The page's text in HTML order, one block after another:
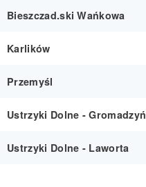
Bieszczad.ski Wańkowa
Karlików
Przemyśl
Ustrzyki Dolne - Gromadzyń
Ustrzyki Dolne - Laworta